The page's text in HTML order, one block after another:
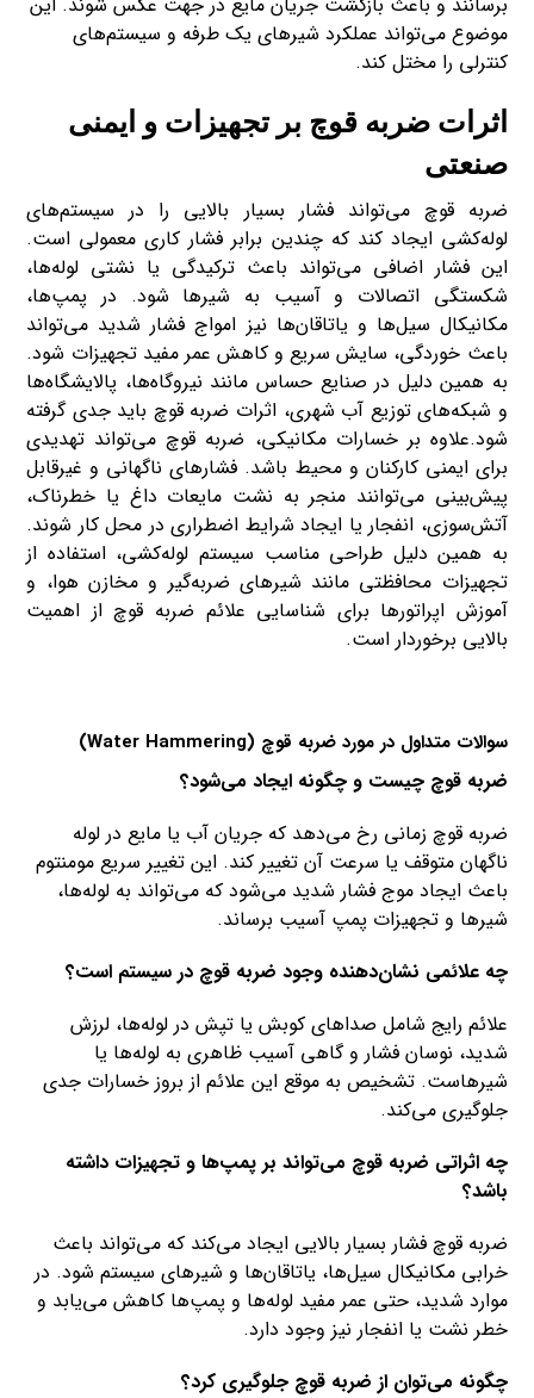
موضوع می‌تواند عملکرد شیرهای یک طرفه و سیستم‌های
کنترلی را مختل کند.
اثرات ضربه قوچ بر تجهیزات و ایمنی
صنعتی
ضربه قوچ می‌تواند فشار بسیار بالایی را در سیستم‌های
لوله‌کشی ایجاد کند که چندین برابر فشار کاری معمولی است.
این فشار اضافی می‌تواند باعث ترکیدگی یا نشتی لوله‌ها،
شکستگی اتصالات و آسیب به شیرها شود. در پمپ‌ها،
مکانیکال سیل‌ها و یاتاقان‌ها نیز امواج فشار شدید می‌تواند
باعث خوردگی، سایش سریع و کاهش عمر مفید تجهیزات شود.
به همین دلیل در صنایع حساس مانند نیروگاه‌ها، پالایشگاه‌ها
و شبکه‌های توزیع آب شهری، اثرات ضربه قوچ باید جدی گرفته
شود.علاوه بر خسارات مکانیکی، ضربه قوچ می‌تواند تهدیدی
برای ایمنی کارکنان و محیط باشد. فشارهای ناگهانی و غیرقابل
پیش‌بینی می‌توانند منجر به نشت مایعات داغ یا خطرناک،
آتش‌سوزی، انفجار یا ایجاد شرایط اضطراری در محل کار شوند.
به همین دلیل طراحی مناسب سیستم لوله‌کشی، استفاده از
تجهیزات محافظتی مانند شیرهای ضربه‌گیر و مخازن هوا، و
آموزش اپراتورها برای شناسایی علائم ضربه قوچ از اهمیت
بالایی برخوردار است.
سوالات متداول در مورد ضربه قوچ (Water Hammering)
ضربه قوچ چیست و چگونه ایجاد می‌شود؟
ضربه قوچ زمانی رخ می‌دهد که جریان آب یا مایع در لوله
ناگهان متوقف یا سرعت آن تغییر کند. این تغییر سریع مومنتوم
باعث ایجاد موج فشار شدید می‌شود که می‌تواند به لوله‌ها،
شیرها و تجهیزات پمپ آسیب برساند.
چه علائمی نشان‌دهنده وجود ضربه قوچ در سیستم است؟
علائم رایج شامل صداهای کوبش یا تپش در لوله‌ها، لرزش
شدید، نوسان فشار و گاهی آسیب ظاهری به لوله‌ها یا
شیرهاست. تشخیص به موقع این علائم از بروز خسارات جدی
جلوگیری می‌کند.
چه اثراتی ضربه قوچ می‌تواند بر پمپ‌ها و تجهیزات داشته
باشد؟
ضربه قوچ فشار بسیار بالایی ایجاد می‌کند که می‌تواند باعث
خرابی مکانیکال سیل‌ها، یاتاقان‌ها و شیرهای سیستم شود. در
موارد شدید، حتی عمر مفید لوله‌ها و پمپ‌ها کاهش می‌یابد و
خطر نشت یا انفجار نیز وجود دارد.
چگونه می‌توان از ضربه قوچ جلوگیری کرد؟